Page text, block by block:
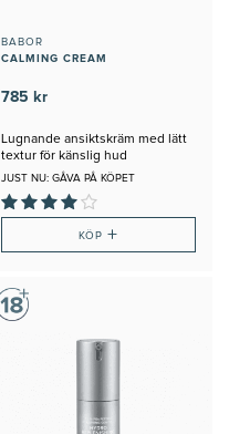
BABOR
CALMING CREAM
785 kr
Lugnande ansiktskräm med lätt
textur för känslig hud
JUST NU: GÅVA PÅ KÖPET
KÖP +